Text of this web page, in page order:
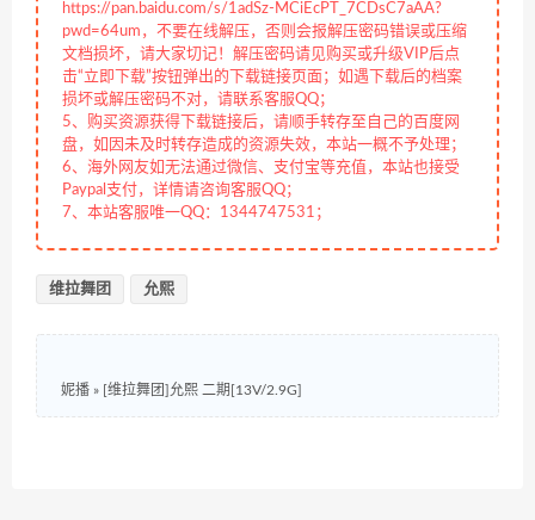
https://pan.baidu.com/s/1adSz-MCiEcPT_7CDsC7aAA?
pwd=64um，不要在线解压，否则会报解压密码错误或压缩
文档损坏，请大家切记！解压密码请见购买或升级VIP后点
击“立即下载”按钮弹出的下载链接页面；如遇下载后的档案
损坏或解压密码不对，请联系客服QQ；
5、购买资源获得下载链接后，请顺手转存至自己的百度网
盘，如因未及时转存造成的资源失效，本站一概不予处理；
6、海外网友如无法通过微信、支付宝等充值，本站也接受
Paypal支付，详情请咨询客服QQ；
7、本站客服唯一QQ：1344747531；
维拉舞团 允熙
妮播 » [维拉舞团]允熙 二期[13V/2.9G]